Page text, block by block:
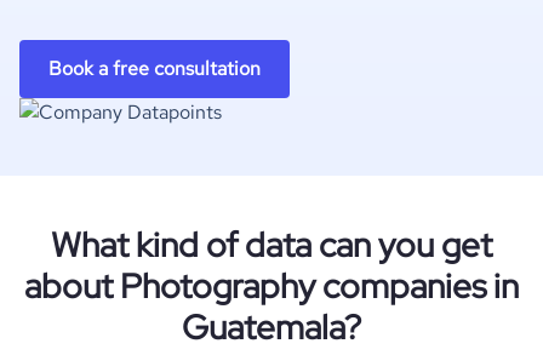
Book a free consultation
What kind of data can you get
about Photography companies in
Guatemala?